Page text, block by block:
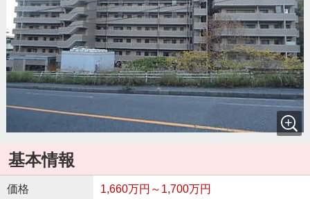
基本情報
価格 1,660万円～1,700万円